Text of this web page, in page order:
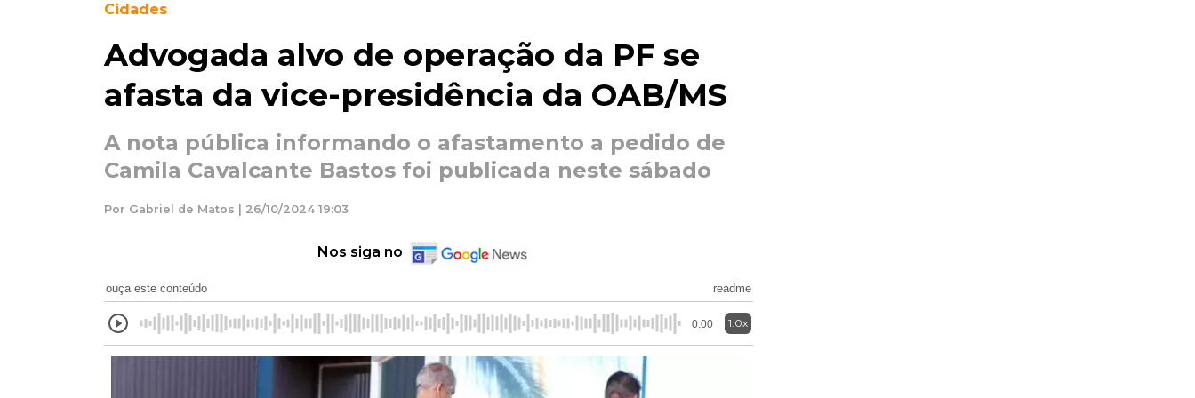
Cidades
Advogada alvo de operação da PF se
afasta da vice-presidência da OAB/MS
A nota pública informando o afastamento a pedido de
Camila Cavalcante Bastos foi publicada neste sábado
Por Gabriel de Matos | 26/10/2024 19:03
Nos siga no
ouça este conteúdo readme
0:00 1.0x